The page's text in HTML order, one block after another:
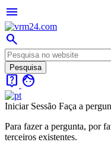
menu
search
live_help face
Iniciar Sessão Faça a
Para fazer a pergunta, por
terceiros existentes.